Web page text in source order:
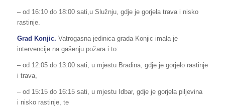
– od 16:10 do 18:00 sati,u Služnju, gdje je gorjela trava i nisko
rastinje.
Grad Konjic. Vatrogasna jedinica grada Konjic imala je
intervencije na gašenju požara i to:
– od 12:05 do 13:00 sati, u mjestu Bradina, gdje je gorjelo rastinje
i trava,
– od 15:15 do 16:15 sati, u mjestu Idbar, gdje je gorjela piljevina
i nisko rastinje, te